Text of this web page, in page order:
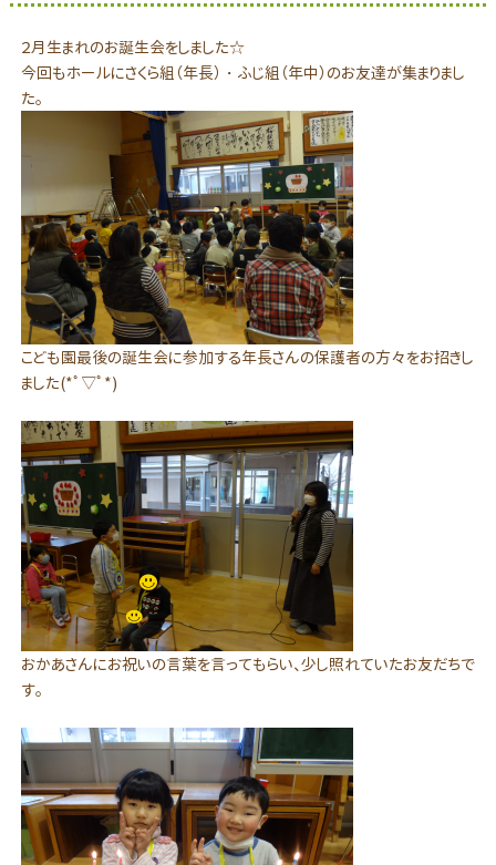
２月生まれのお誕生会をしました☆
今回もホールにさくら組（年長）・ふじ組（年中）のお友達が集まりまし
た。
こども園最後の誕生会に参加する年長さんの保護者の方々をお招きし
ました(*ﾟ▽ﾟ*)
おかあさんにお祝いの言葉を言ってもらい、少し照れていたお友だちで
す。